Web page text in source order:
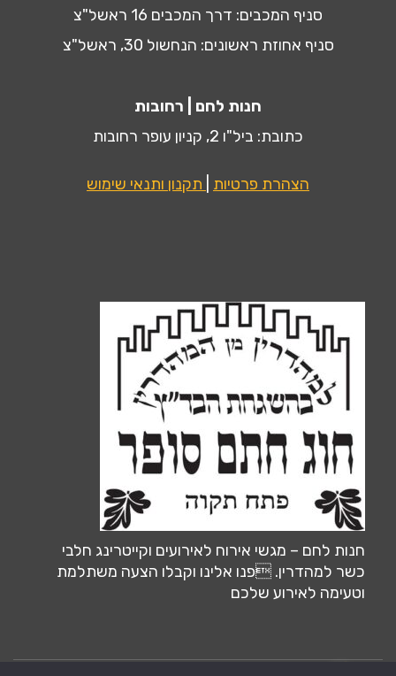
סניף המכבים: דרך המכבים 16 ראשל"צ
סניף אחוזת ראשונים: הנחשול 30, ראשל"צ
חנות לחם | רחובות
כתובת: ביל"ו 2, קניון עופר רחובות
הצהרת פרטיות תקנון ותנאי שימוש
חנות לחם – מגשי אירוח לאירועים וקייטרינג חלבי
כשר למהדרין. פנו אלינו וקבלו הצעה משתלמת
וטעימה לאירוע שלכם